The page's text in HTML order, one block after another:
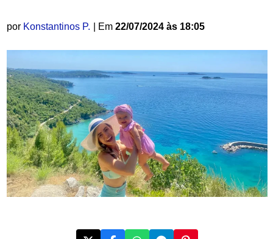
por Konstantinos P. | Em 22/07/2024 às 18:05